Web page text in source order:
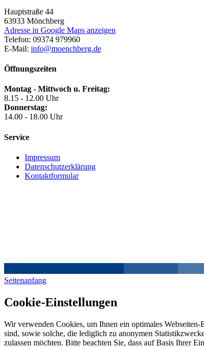
Hauptstraße 44
63933 Mönchberg
Adresse in Google Maps anzeigen
Telefon: 09374 979960
E-Mail: info@moenchberg.de
Öffnungszeiten
Montag - Mittwoch u. Freitag:
8.15 - 12.00 Uhr
Donnerstag:
14.00 - 18.00 Uhr
Service
Impressum
Datenschutzerklärung
Kontaktformular
Seitenanfang
Cookie-Einstellungen
Wir verwenden Cookies, um Ihnen ein optimales
sind, sowie solche, die lediglich zu anonymen
zulassen möchten. Bitte beachten Sie, dass auf Basis Ihrer